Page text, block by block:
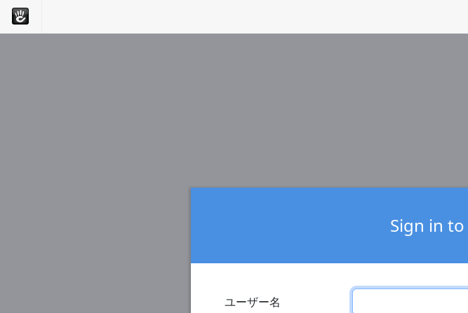
Sign in to
ユーザー名